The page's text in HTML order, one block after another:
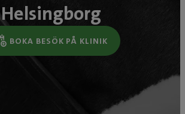
Helsingborg
BOKA BESÖK PÅ KLINIK